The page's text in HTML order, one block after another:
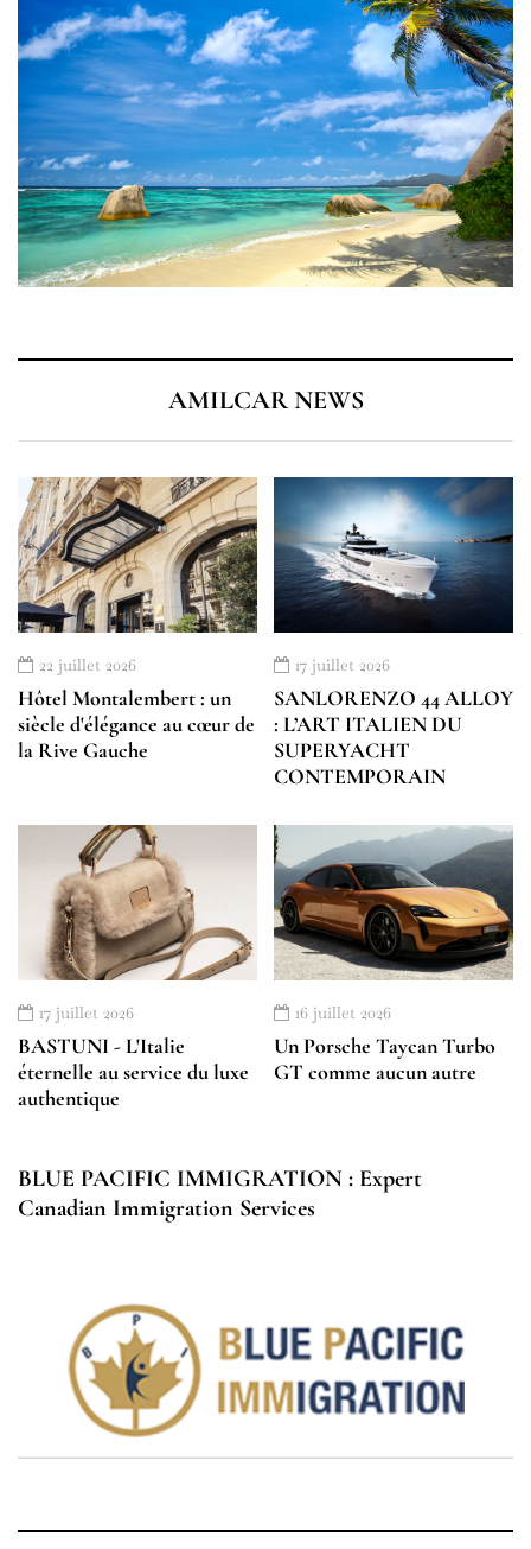
AMILCAR NEWS
22 juillet 2026
Hôtel Montalembert : un
siècle d'élégance au cœur de
la Rive Gauche
17 juillet 2026
SANLORENZO 44 ALLOY
: L’ART ITALIEN DU
SUPERYACHT
CONTEMPORAIN
17 juillet 2026
BASTUNI - L'Italie
éternelle au service du luxe
authentique
16 juillet 2026
Un Porsche Taycan Turbo
GT comme aucun autre
BLUE PACIFIC IMMIGRATION : Expert
Canadian Immigration Services